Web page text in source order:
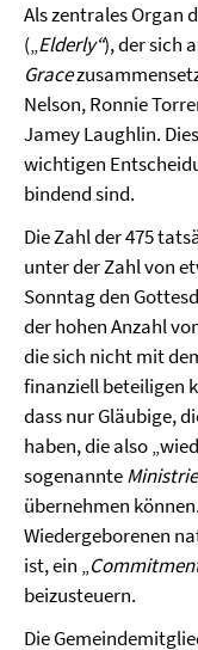
Als zentrales Organ
(„Elderly“), der sich
Grace
Nelson, Ronnie
Jamey Laughlin.
wichtigen
bindend sind.
Die Zahl der 475
unter der Zahl von
Sonntag den
der hohen Anzahl
die sich nicht mit
finanziell beteiligen
dass nur Gläubige,
haben, die also
sogenannte
übernehmen
Wiedergeborenen
ist, ein „
beizusteuern.
Die